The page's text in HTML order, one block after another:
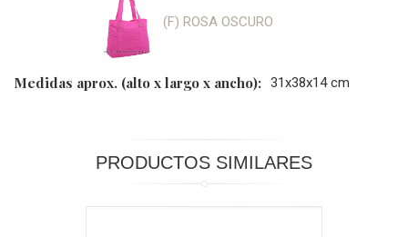
(F) ROSA OSCURO
Medidas aprox. (alto x largo x ancho): 31x38x14 cm
PRODUCTOS SIMILARES